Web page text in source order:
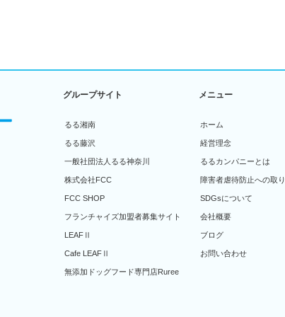
グループサイト
るる湘南
るる藤沢
一般社団法人るる神奈川
株式会社FCC
FCC SHOP
フランチャイズ加盟者募集サイト
LEAFⅡ
Cafe LEAFⅡ
無添加ドッグフード専門店Ruree
メニュー
ホーム
経営理念
るるカンパニーとは
障害者虐待防止への取
SDGsについて
会社概要
ブログ
お問い合わせ